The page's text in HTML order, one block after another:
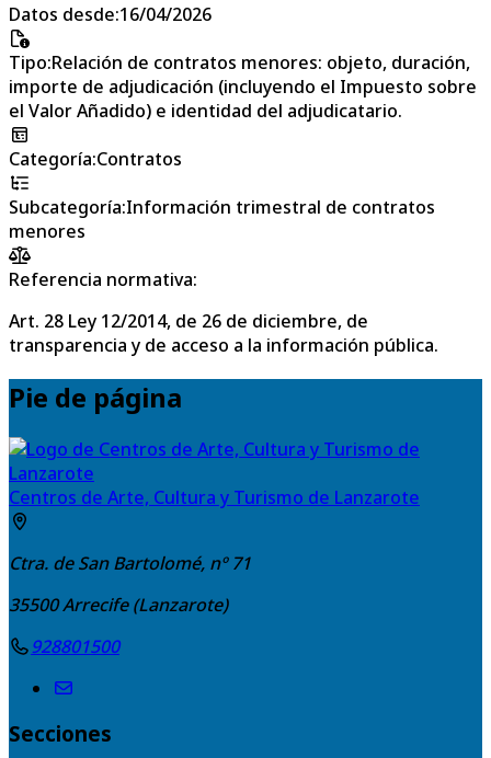
Datos desde:16/04/2026
Tipo:Relación de contratos menores: objeto, duración,
importe de adjudicación (incluyendo el Impuesto sobre
el Valor Añadido) e identidad del adjudicatario.
Categoría:Contratos
Subcategoría:Información trimestral de contratos
menores
Referencia normativa:
Art. 28 Ley 12/2014, de 26 de diciembre, de
transparencia y de acceso a la información pública.
Pie de página
Centros de Arte, Cultura y Turismo de Lanzarote
Ctra. de San Bartolomé, nº 71
35500Arrecife (Lanzarote)
928801500
Secciones